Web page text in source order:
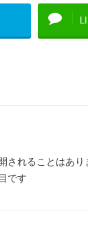
されることはあり
です